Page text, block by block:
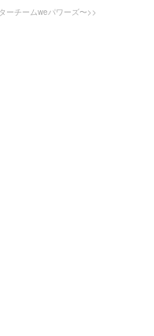
ーチームweパワーズ〜>>